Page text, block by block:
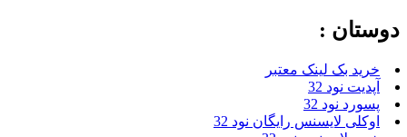
دوستان :
خرید بک لینک معتبر
آپدیت نود 32
پسورد نود 32
اوکلی لایسنس رایگان نود 32